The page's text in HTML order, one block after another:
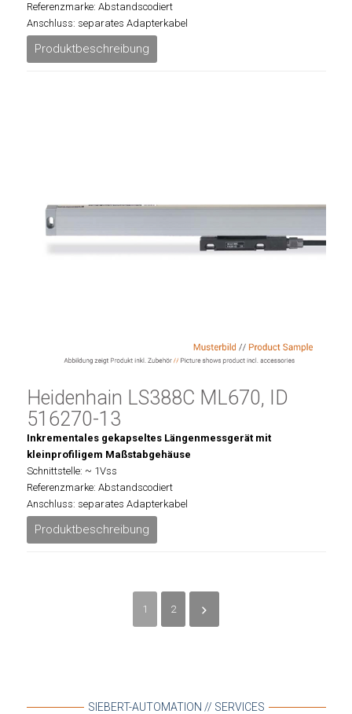
Referenzmarke: Abstandscodiert
Anschluss: separates Adapterkabel
Produktbeschreibung
Heidenhain LS388C ML670, ID
516270-13
Inkrementales gekapseltes Längenmessgerät mit
kleinprofiligem Maßstabgehäuse
Schnittstelle: ~ 1Vss
Referenzmarke: Abstandscodiert
Anschluss: separates Adapterkabel
Produktbeschreibung
1 2
SIEBERT-AUTOMATION // SERVICES